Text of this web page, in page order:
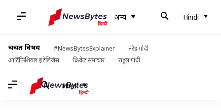
अन्य Hindi
चर्चित विषय #NewsBytesExplainer
नरेंद्र मोदी
आर्टिफिशियल इंटेलिजेंस
क्रिकेट समाचार राहुल गांधी
Hindi